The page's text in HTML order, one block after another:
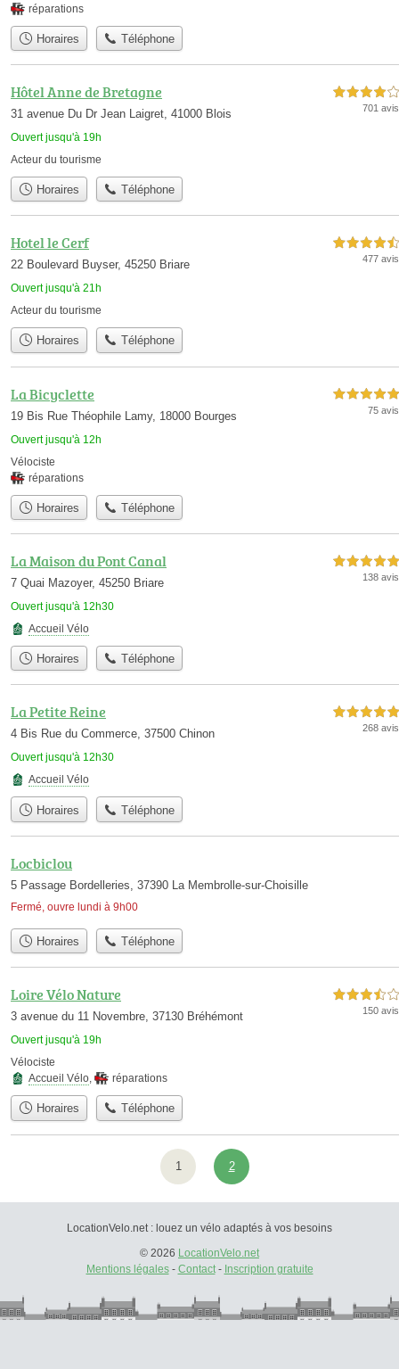
réparations
Horaires Téléphone
Hôtel Anne de Bretagne
31 avenue Du Dr Jean Laigret, 41000 Blois
Ouvert jusqu'à 19h
4,0 étoiles sur 5
701 avis
Acteur du tourisme
Horaires Téléphone
Hotel le Cerf
22 Boulevard Buyser, 45250 Briare
Ouvert jusqu'à 21h
4,5 étoiles sur 5
477 avis
Acteur du tourisme
Horaires Téléphone
La Bicyclette
19 Bis Rue Théophile Lamy, 18000 Bourges
Ouvert jusqu'à 12h
5,0 étoiles sur 5
75 avis
Vélociste
réparations
Horaires Téléphone
La Maison du Pont Canal
7 Quai Mazoyer, 45250 Briare
Ouvert jusqu'à 12h30
5,0 étoiles sur 5
138 avis
Accueil Vélo
Horaires Téléphone
La Petite Reine
4 Bis Rue du Commerce, 37500 Chinon
Ouvert jusqu'à 12h30
5,0 étoiles sur 5
268 avis
Accueil Vélo
Horaires Téléphone
Locbiclou
5 Passage Bordelleries, 37390 La Membrolle-sur-Choisille
Fermé, ouvre lundi à 9h00
Horaires Téléphone
Loire Vélo Nature
3 avenue du 11 Novembre, 37130 Bréhémont
Ouvert jusqu'à 19h
3,5 étoiles sur 5
150 avis
Vélociste
Accueil Vélo, réparations
Horaires Téléphone
1 2
LocationVelo.net : louez un vélo adaptés à vos besoins
© 2026 LocationVelo.net
Mentions légales- Contact- Inscription gratuite